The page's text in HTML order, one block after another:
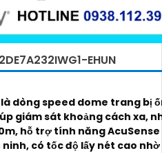
EHUN
là dòng speed dome trang bị
giám sát khoảng cách xa,
hỗ trợ tính năng
có tốc độ lấy nét cao